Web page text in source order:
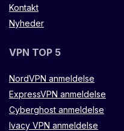
Kontakt
Nyheder
VPN TOP 5
NordVPN anmeldelse
ExpressVPN anmeldelse
Cyberghost anmeldelse
Ivacy VPN anmeldelse